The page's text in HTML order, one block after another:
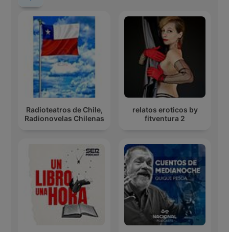
Radioteatros de Chile,
Radionovelas Chilenas
relatos eroticos by
fitventura 2